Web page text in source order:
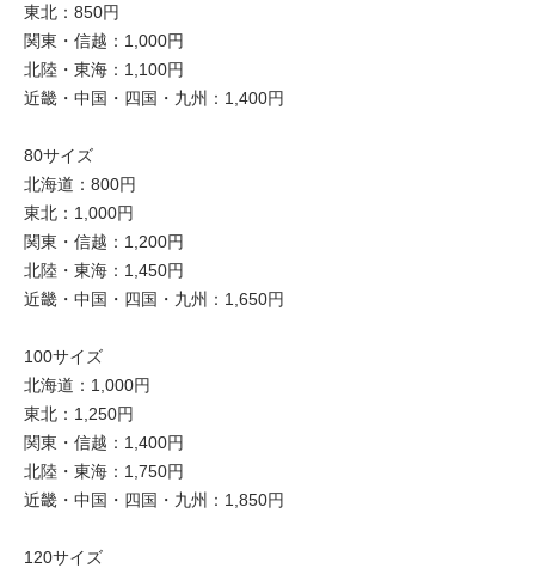
東北：850円
関東・信越：1,000円
北陸・東海：1,100円
近畿・中国・四国・九州：1,400円
80サイズ
北海道：800円
東北：1,000円
関東・信越：1,200円
北陸・東海：1,450円
近畿・中国・四国・九州：1,650円
100サイズ
北海道：1,000円
東北：1,250円
関東・信越：1,400円
北陸・東海：1,750円
近畿・中国・四国・九州：1,850円
120サイズ